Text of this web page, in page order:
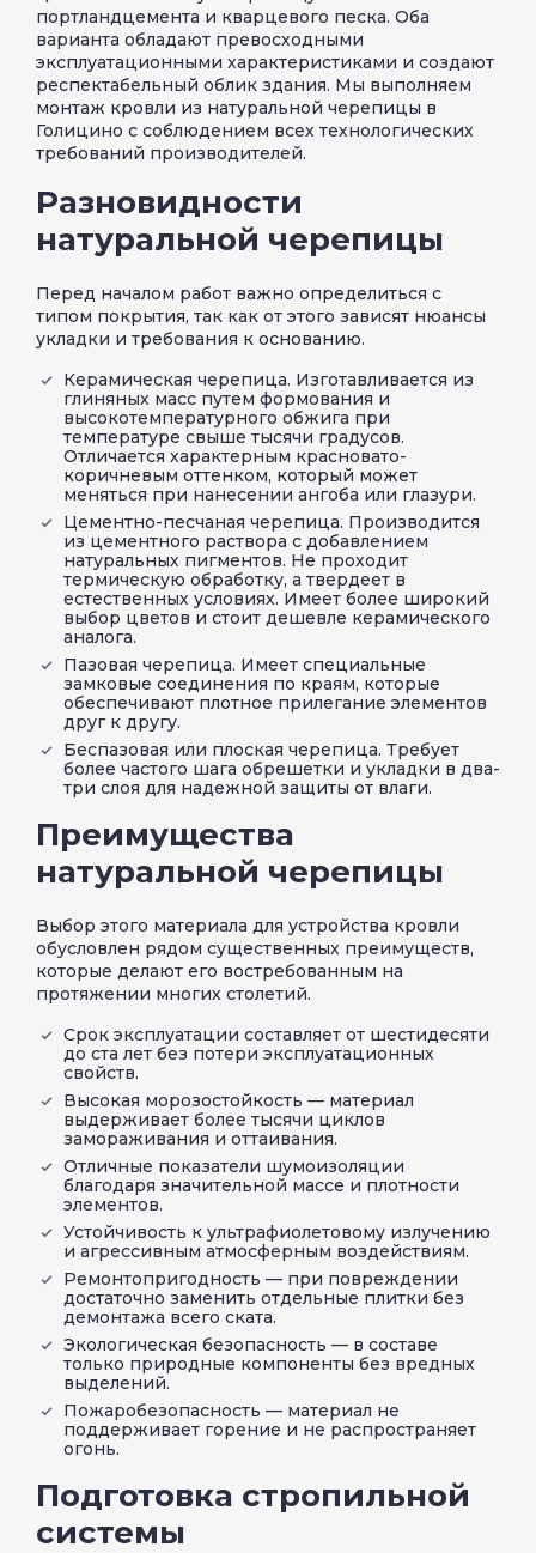
портландцемента и кварцевого песка. Оба
варианта обладают превосходными
эксплуатационными характеристиками и создают
респектабельный облик здания. Мы выполняем
монтаж кровли из натуральной черепицы в
Голицино с соблюдением всех технологических
требований производителей.
Разновидности
натуральной черепицы
Перед началом работ важно определиться с
типом покрытия, так как от этого зависят нюансы
укладки и требования к основанию.
Керамическая черепица. Изготавливается из
глиняных масс путем формования и
высокотемпературного обжига при
температуре свыше тысячи градусов.
Отличается характерным красновато-
коричневым оттенком, который может
меняться при нанесении ангоба или глазури.
Цементно-песчаная черепица. Производится
из цементного раствора с добавлением
натуральных пигментов. Не проходит
термическую обработку, а твердеет в
естественных условиях. Имеет более широкий
выбор цветов и стоит дешевле керамического
аналога.
Пазовая черепица. Имеет специальные
замковые соединения по краям, которые
обеспечивают плотное прилегание элементов
друг к другу.
Беспазовая или плоская черепица. Требует
более частого шага обрешетки и укладки в два-
три слоя для надежной защиты от влаги.
Преимущества
натуральной черепицы
Выбор этого материала для устройства кровли
обусловлен рядом существенных преимуществ,
которые делают его востребованным на
протяжении многих столетий.
Срок эксплуатации составляет от шестидесяти
до ста лет без потери эксплуатационных
свойств.
Высокая морозостойкость — материал
выдерживает более тысячи циклов
замораживания и оттаивания.
Отличные показатели шумоизоляции
благодаря значительной массе и плотности
элементов.
Устойчивость к ультрафиолетовому излучению
и агрессивным атмосферным воздействиям.
Ремонтопригодность — при повреждении
достаточно заменить отдельные плитки без
демонтажа всего ската.
Экологическая безопасность — в составе
только природные компоненты без вредных
выделений.
Пожаробезопасность — материал не
поддерживает горение и не распространяет
огонь.
Подготовка стропильной
системы